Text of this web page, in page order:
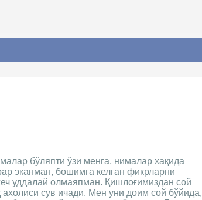
бўляпти ўзи менга, нималар хақида
эканман, бошимга келган фикрларни
уддалай олмаяпман. Қишлоғимиздан сой
сув ичади. Мен уни доим сой бўйида,